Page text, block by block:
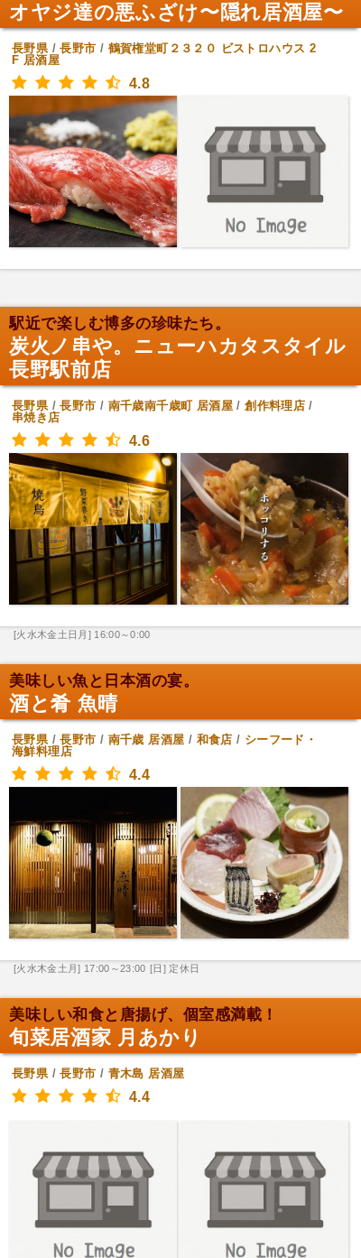
オヤジ達の悪ふざけ〜隠れ居酒屋〜
長野県/長野市 / 鶴賀権堂町２３２０ ビストロハウス 2
F 居酒屋
4.8
駅近で楽しむ博多の珍味たち。
炭火ノ串や。ニューハカタスタイル
長野駅前店
長野県/長野市 / 南千歳南千歳町 居酒屋/創作料理店 /
串焼き店
4.6
[火水木金土日月] 16:00～0:00
美味しい魚と日本酒の宴。
酒と肴 魚晴
長野県/長野市 / 南千歳 居酒屋 / 和食店 / シーフード・
海鮮料理店
4.4
[火水木金土月] 17:00～23:00 [日] 定休日
美味しい和食と唐揚げ、個室感満載！
旬菜居酒家 月あかり
長野県/長野市 / 青木島 居酒屋
4.4